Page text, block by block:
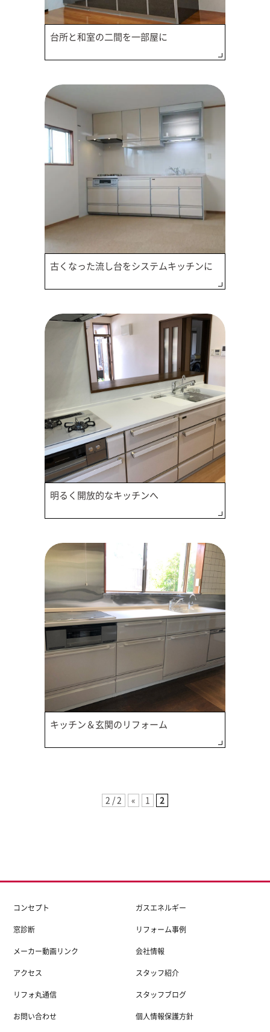
台所と和室の二間を一部屋に
古くなった流し台をシステムキッチンに
明るく開放的なキッチンへ
キッチン＆玄関のリフォーム
2 / 2 « 1 2
コンセプト ガスエネルギー
窓診断 リフォーム事例
メーカー動画リンク 会社情報
アクセス スタッフ紹介
リフォ丸通信 スタッフブログ
お問い合わせ 個人情報保護方針